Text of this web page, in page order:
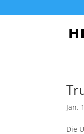
Jan.
Die